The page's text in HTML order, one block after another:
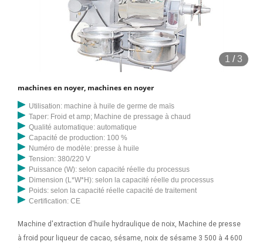
1 /3
machines en noyer, machines en noyer
Utilisation: machine à huile de germe de maïs
Taper: Froid et amp; Machine de pressage à chaud
Qualité automatique: automatique
Capacité de production: 100 %
Numéro de modèle: presse à huile
Tension: 380/220 V
Puissance (W): selon capacité réelle du processus
Dimension (L*W*H): selon la capacité réelle du processus
Poids: selon la capacité réelle capacité de traitement
Certification: CE
Machine d'extraction d'huile hydraulique de noix, Machine de presse
à froid pour liqueur de cacao, sésame, noix de sésame 3 500 à 4 600